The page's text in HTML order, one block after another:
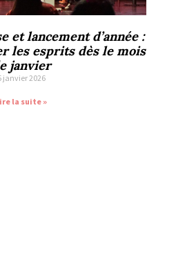
et lancement d’année :
les esprits dès le mois
janvier
janvier 2026
la suite »